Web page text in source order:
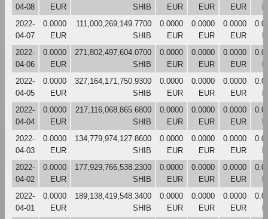
04-08
EUR
SHIB
EUR
EUR
EUR
2022-
04-07
0.0000
EUR
111,000,269,149.7700
SHIB
0.0000
EUR
0.0000
EUR
0.0000
EUR
2022-
04-06
0.0000
EUR
271,802,497,604.0700
SHIB
0.0000
EUR
0.0000
EUR
0.0000
EUR
2022-
04-05
0.0000
EUR
327,164,171,750.9300
SHIB
0.0000
EUR
0.0000
EUR
0.0000
EUR
2022-
04-04
0.0000
EUR
217,116,068,865.6800
SHIB
0.0000
EUR
0.0000
EUR
0.0000
EUR
2022-
04-03
0.0000
EUR
134,779,974,127.8600
SHIB
0.0000
EUR
0.0000
EUR
0.0000
EUR
2022-
04-02
0.0000
EUR
177,929,766,538.2300
SHIB
0.0000
EUR
0.0000
EUR
0.0000
EUR
2022-
04-01
0.0000
EUR
189,138,419,548.3400
SHIB
0.0000
EUR
0.0000
EUR
0.0000
EUR